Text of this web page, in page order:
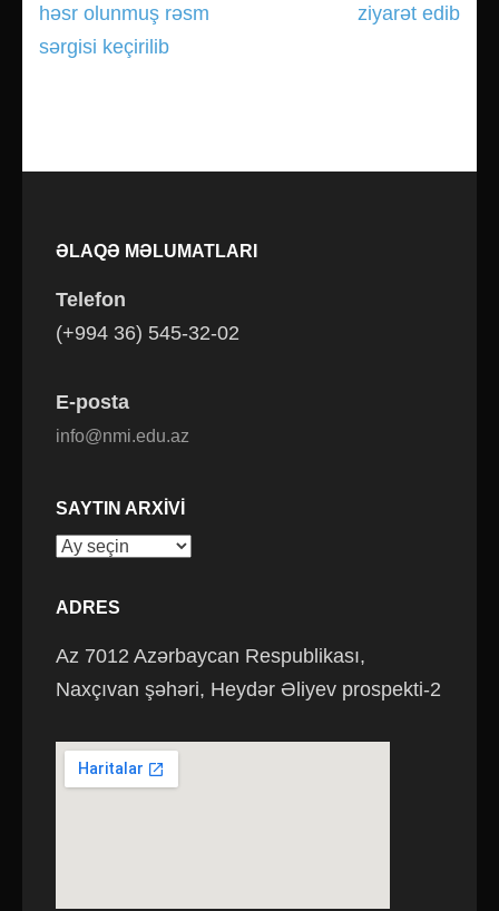
həsr olunmuş rəsm
sərgisi keçirilib
ziyarət edib
ƏLAQƏ MƏLUMATLARI
Telefon
(+994 36) 545-32-02
E-posta
info@nmi.edu.az
SAYTIN ARXIVI
Saytın
ADRES
Az 7012 Azərbaycan Respublikası,
Naxçıvan şəhəri, Heydər Əliyev prospekti-2